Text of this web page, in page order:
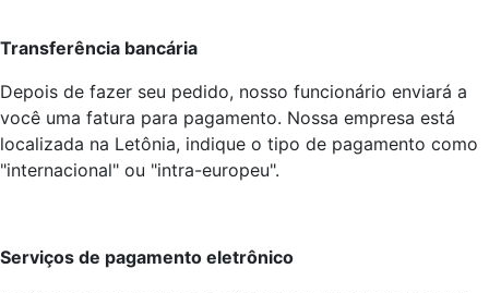
Transferência bancária
Depois de fazer seu pedido, nosso funcionário enviará a
você uma fatura para pagamento. Nossa empresa está
localizada na Letônia, indique o tipo de pagamento como
"internacional" ou "intra-europeu".
Serviços de pagamento eletrônico